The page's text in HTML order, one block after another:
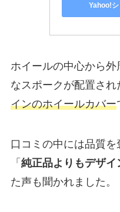
Yahoo!
ホイールの中心から
なスポークが配置され
インのホイールカバー
口コミの中には品質を
「 純正品よりもデザ
た声も聞かれました。